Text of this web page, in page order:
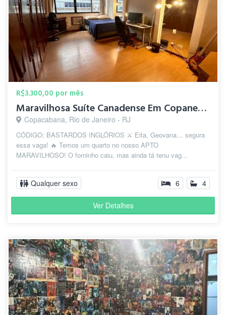
R$3.300,00 por mês
Maravilhosa Suíte Canadense Em Copanema
Copacabana, Rio de Janeiro - RJ
CÓDIGO: BASTARDOS INGLÓRIOS ⚔️ Eita, Geovana… segura
essa vaga! 🔥 Temos um quarto no nosso APTO
MARAVILHOSO! O forninho caiu, mas ainda tá tenu vag...
Qualquer sexo 6 4
Ver Detalhes